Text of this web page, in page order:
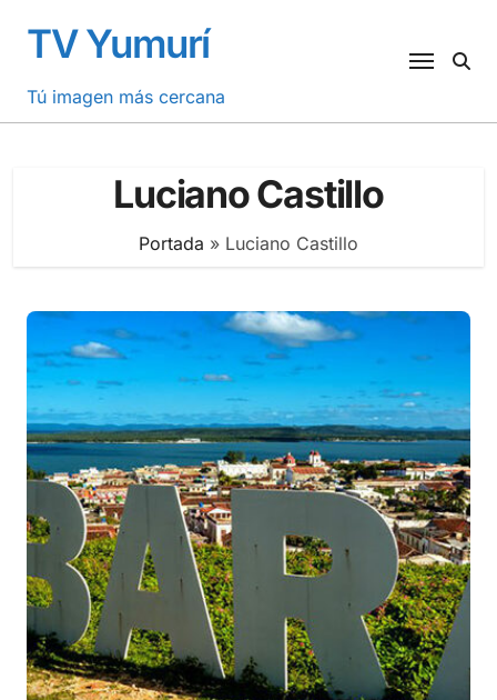
contenido
TV Yumurí
Tú imagen más cercana
Luciano Castillo
Portada » Luciano Castillo